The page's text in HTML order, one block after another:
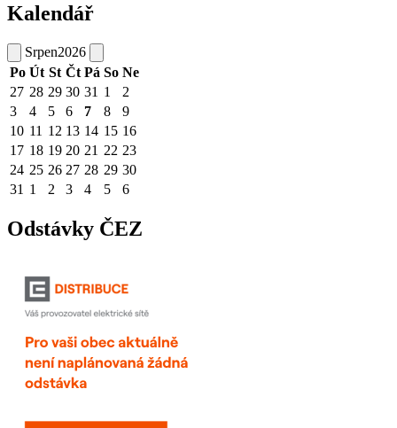
Kalendář
Srpen2026
Po Út St Čt Pá So Ne
27 28 29 30 31 1
2
3
4 5 6 7 8
9
10 11 12 13 14 15 16
17 18 19 20 21 22 23
24 25 26 27 28 29 30
31 1 2 3 4 5 6
Odstávky ČEZ